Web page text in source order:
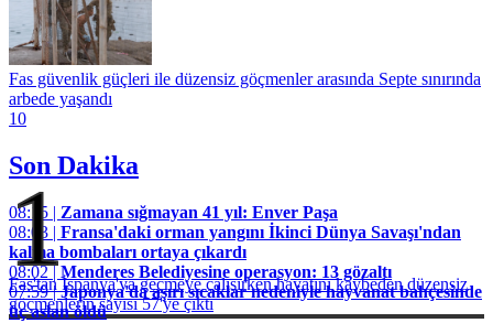
Fas güvenlik güçleri ile düzensiz göçmenler arasında Septe sınırında
arbede yaşandı
10
Son Dakika
08:15 | Zamana sığmayan 41 yıl: Enver Paşa
08:03 | Fransa'daki orman yangını İkinci Dünya Savaşı'ndan
kalma bombaları ortaya çıkardı
08:02 |Menderes Belediyesine operasyon: 13 gözaltı
07:59 |Japonya'da aşırı sıcaklar nedeniyle hayvanat bahçesinde
üç aslan öldü
1
Fas'tan İspanya'ya geçmeye çalışırken hayatını kaybeden düzensiz
göçmenlerin sayısı 57'ye çıktı